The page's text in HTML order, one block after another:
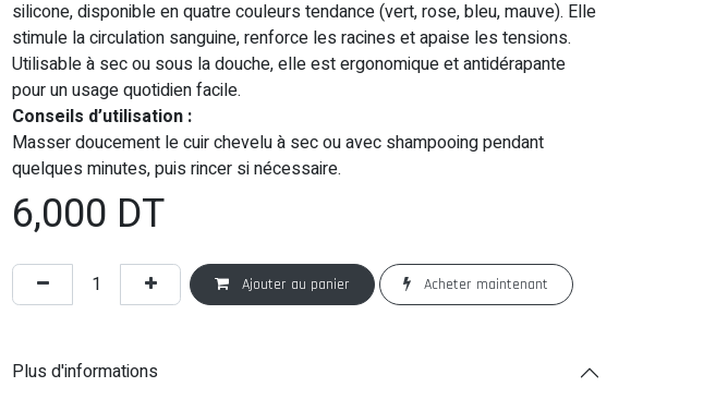
silicone, disponible en quatre couleurs tendance (vert, rose, bleu, mauve). Elle
stimule la circulation sanguine, renforce les racines et apaise les tensions.
Utilisable à sec ou sous la douche, elle est ergonomique et antidérapante
pour un usage quotidien facile.
Conseils d’utilisation :
Masser doucement le cuir chevelu à sec ou avec shampooing pendant
quelques minutes, puis rincer si nécessaire.
6,000 DT
Ajouter au panier Acheter maintenant
Plus d'informations